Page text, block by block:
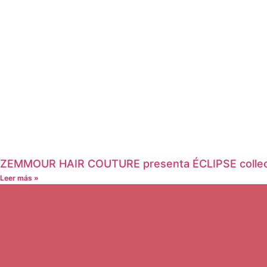
ZEMMOUR HAIR COUTURE presenta ÉCLIPSE
Leer más »